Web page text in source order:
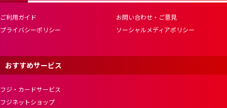
ご利用ガイド
お問い合わせ・ご意見
プライバシーポリシー
ソーシャルメディアポリシー
おすすめサービス
フジ・カードサービス
フジネットショップ